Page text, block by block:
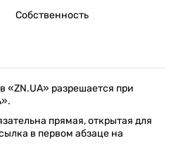
Собственность
«ZN.UA» разрешается при
прямая, открытая для
в первом абзаце на